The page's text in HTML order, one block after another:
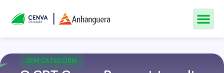
SEM CATEGORIA